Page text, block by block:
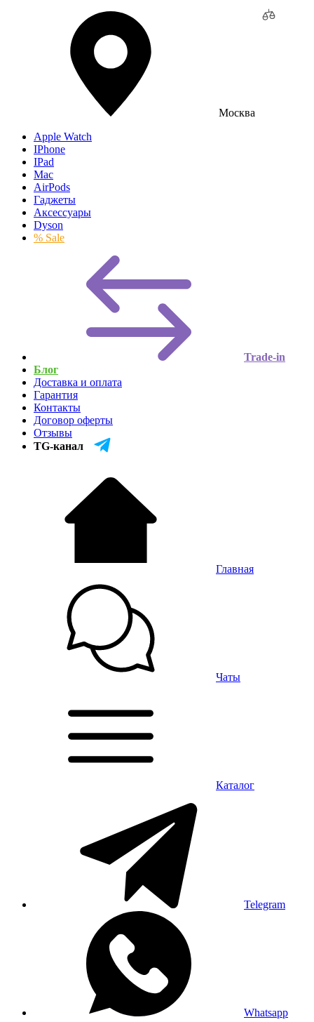
Москва
Apple Watch
IPhone
IPad
Mac
AirPods
Гаджеты
Аксессуары
Dyson
% Sale
Trade-in
Блог
Доставка и оплата
Гарантия
Контакты
Договор оферты
Отзывы
TG-канал
Главная
Чаты
Каталог
Telegram
Whatsapp